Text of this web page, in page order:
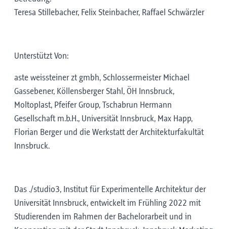
Teresa Stillebacher, Felix Steinbacher, Raffael Schwärzler
Unterstützt Von:
aste weissteiner zt gmbh, Schlossermeister Michael
Gassebener, Köllensberger Stahl, ÖH Innsbruck,
Moltoplast, Pfeifer Group, Tschabrun Hermann
Gesellschaft m.b.H., Universität Innsbruck, Max Happ,
Florian Berger und die Werkstatt der Architekturfakultät
Innsbruck.
Das ./studio3, Institut für Experimentelle Architektur der
Universität Innsbruck, entwickelt im Frühling 2022 mit
Studierenden im Rahmen der Bachelorarbeit und in